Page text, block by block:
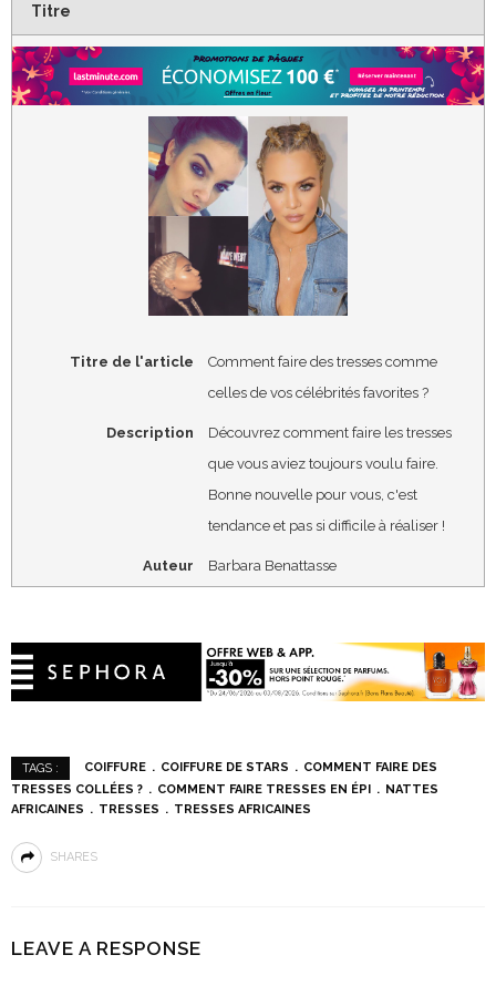
Titre
Titre de l'article
Comment faire des tresses comme
celles de vos célébrités favorites ?
Description
Découvrez comment faire les tresses
que vous aviez toujours voulu faire.
Bonne nouvelle pour vous, c'est
tendance et pas si difficile à réaliser !
Auteur Barbara Benattasse
TAGS : COIFFURE COIFFURE DE STARS
COMMENT FAIRE DES
TRESSES COLLÉES ?
COMMENT FAIRE TRESSES EN ÉPI
NATTES
AFRICAINES
TRESSES TRESSES AFRICAINES
SHARES
LEAVE A RESPONSE